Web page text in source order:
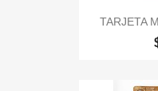
TARJETA